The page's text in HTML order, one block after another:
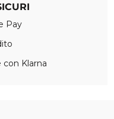
Pay
Klarna